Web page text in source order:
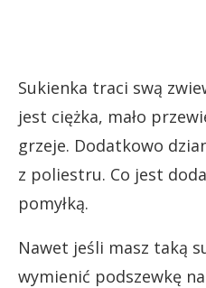
Sukienka traci swą
jest ciężka, mało
grzeje. Dodatkowo
z poliestru. Co jest
pomyłką.
Nawet jeśli masz taką
wymienić podszewkę